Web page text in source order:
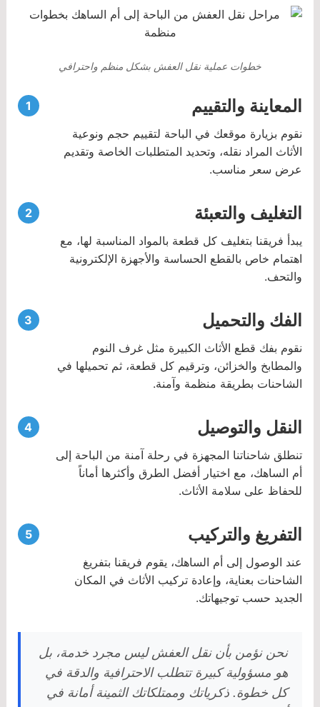
خطوات عملية نقل العفش بشكل منظم واحترافي
المعاينة والتقييم
نقوم بزيارة موقعك في الباحة لتقييم حجم ونوعية
الأثاث المراد نقله، وتحديد المتطلبات الخاصة وتقديم
عرض سعر مناسب.
التغليف والتعبئة
يبدأ فريقنا بتغليف كل قطعة بالمواد المناسبة لها، مع
اهتمام خاص بالقطع الحساسة والأجهزة الإلكترونية
والتحف.
الفك والتحميل
نقوم بفك قطع الأثاث الكبيرة مثل غرف النوم
والمطابخ والخزائن، وترقيم كل قطعة، ثم تحميلها في
الشاحنات بطريقة منظمة وآمنة.
النقل والتوصيل
تنطلق شاحناتنا المجهزة في رحلة آمنة من الباحة إلى
أم الساهك، مع اختيار أفضل الطرق وأكثرها أماناً
للحفاظ على سلامة الأثاث.
التفريغ والتركيب
عند الوصول إلى أم الساهك، يقوم فريقنا بتفريغ
الشاحنات بعناية، وإعادة تركيب الأثاث في المكان
الجديد حسب توجيهاتك.
نحن نؤمن بأن نقل العفش ليس مجرد خدمة، بل
هو مسؤولية كبيرة تتطلب الاحترافية والدقة في
كل خطوة. ذكرياتك وممتلكاتك الثمينة أمانة في